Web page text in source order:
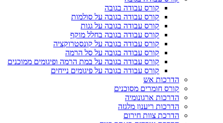
קורס עבודה בגובה
קורס עבודה בגובה על סולמות
קורס עבודה בגובה על גגות
קורס עבודה בגובה בחלל מוקף
קורס עבודה בגובה על קונסטרוקציה
קורס עבודה בגובה על סל הרמה
קורס עבודה בגובה על במת הרמה ופיגומים ממוכנים
קורס עבודה בגובה על פיגומים נייחים
הדרכות אש
קורס חומרים מסוכנים
הדרכות ארגונומיה
הדרכות ריענון מלגזה
הדרכת צוות חירום